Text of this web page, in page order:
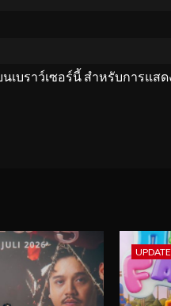
เบราว์เซอร์นี้ สำหรับการแส
UPDATE